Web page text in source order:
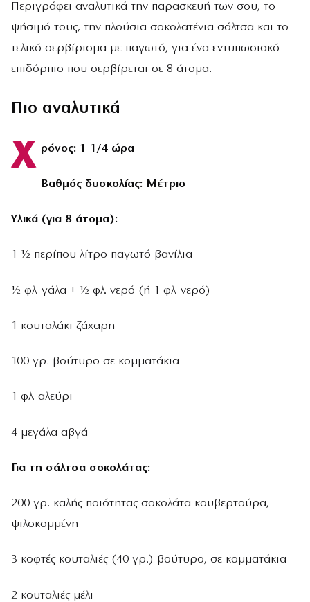
Περιγράφει αναλυτικά την παρασκευή των σου, το
ψήσιμό τους, την πλούσια σοκολατένια σάλτσα και το
τελικό σερβίρισμα με παγωτό, για ένα εντυπωσιακό
επιδόρπιο που σερβίρεται σε 8 άτομα.
Πιο αναλυτικά
Χ ρόνος: 1 1/4 ώρα
Βαθμός δυσκολίας: Μέτριο
Υλικά (για 8 άτομα):
1 ½ περίπου λίτρο παγωτό βανίλια
½ φλ. γάλα + ½ φλ. νερό (ή 1 φλ. νερό)
1 κουταλάκι ζάχαρη
100 γρ. βούτυρο σε κομματάκια
1 φλ. αλεύρι
4 μεγάλα αβγά
Για τη σάλτσα σοκολάτας:
200 γρ. καλής ποιότητας σοκολάτα κουβερτούρα,
ψιλοκομμένη
3 κοφτές κουταλιές (40 γρ.) βούτυρο, σε κομματάκια
2 κουταλιές μέλι